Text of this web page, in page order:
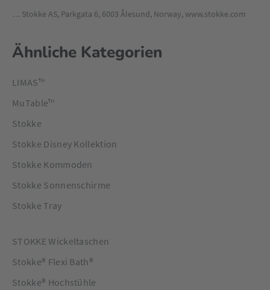
… Stokke AS, Parkgata 6, 6003 Ålesund, Norway, www.stokke.com
Ähnliche Kategorien
LIMAS™
MuTable™
Stokke
Stokke Disney Kollektion
Stokke Kommoden
Stokke Sonnenschirme
Stokke Tray
STOKKE Wickeltaschen
Stokke® Flexi Bath®
Stokke® Hochstühle